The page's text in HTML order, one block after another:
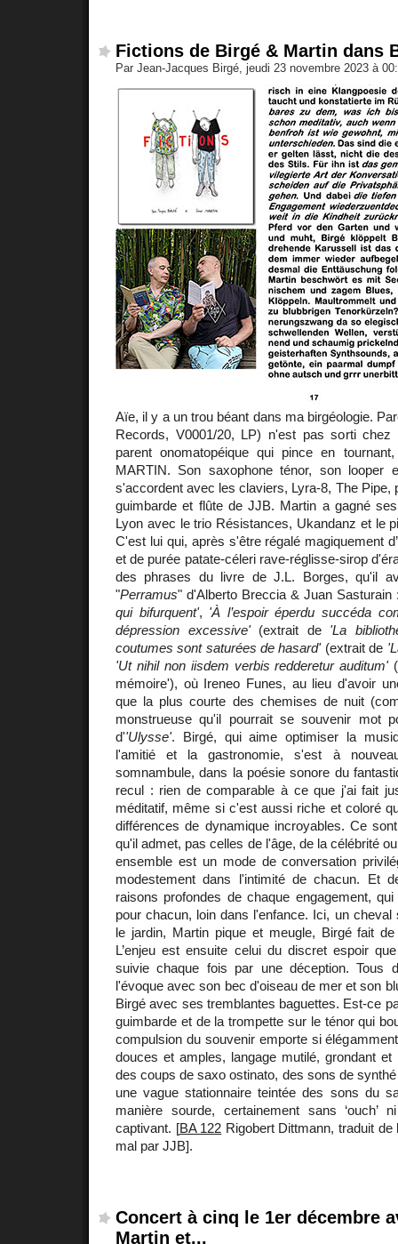
Fictions de Birgé & Martin dans
Par Jean-Jacques Birgé, jeudi 23 novembre 2023 à
Aïe, il y a un trou béant dans ma birgéologie.
Records, V0001/20, LP) n'est pas sorti
parent onomatopéique qui pince en
MARTIN. Son saxophone ténor, son looper
s'accordent avec les claviers, Lyra-8, The Pipe,
guimbarde et flûte de JJB. Martin a gagné
Lyon avec le trio Résistances, Ukandanz et le
C'est lui qui, après s'être régalé magiquement
et de purée patate-céleri rave-réglisse-sirop
des phrases du livre de J.L. Borges, qu'il
"Perramus" d'Alberto Breccia & Juan
qui bifurquent', 'À l’espoir éperdu succéda
dépression excessive'(extrait de 'La
coutumes sont saturées de hasard'(extrait de
'Ut nihil non iisdem verbis redderetur auditum'
mémoire'), où Ireneo Funes, au lieu d'avoir
que la plus courte des chemises de nuit
monstrueuse qu'il pourrait se souvenir mot
d''Ulysse'. Birgé, qui aime optimiser la
l'amitié et la gastronomie, s'est à
somnambule, dans la poésie sonore du
recul : rien de comparable à ce que j'ai fait
méditatif, même si c'est aussi riche et coloré
différences de dynamique incroyables. Ce
qu'il admet, pas celles de l'âge, de la célébrité
ensemble est un mode de conversation
modestement dans l'intimité de chacun. Et
raisons profondes de chaque engagement,
pour chacun, loin dans l'enfance. Ici, un cheval
le jardin, Martin pique et meugle, Birgé fait
L’enjeu est ensuite celui du discret espoir
suivie chaque fois par une déception. Tous
l'évoque avec son bec d'oiseau de mer et son
Birgé avec ses tremblantes baguettes. Est-ce
guimbarde et de la trompette sur le ténor qui
compulsion du souvenir emporte si
douces et amples, langage mutilé, grondant
des coups de saxo ostinato, des sons de
une vague stationnaire teintée des sons du
manière sourde, certainement sans ‘ouch’
captivant. [BA 122 Rigobert Dittmann, traduit
mal par JJB].
Concert à cinq le 1er décembre
Martin et...